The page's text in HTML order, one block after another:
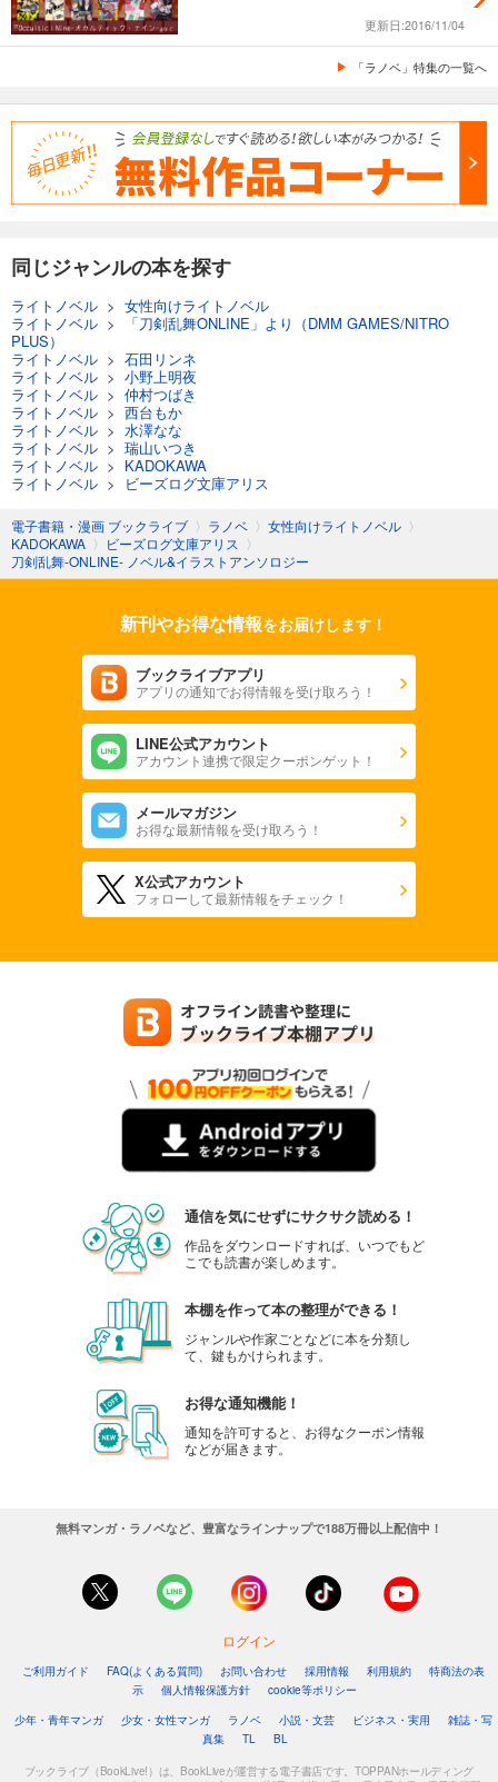
更新日:2016/11/04
「ラノベ」特集の一覧へ
同じジャンルの本を探す
ライトノベル > 女性向けライトノベル
ライトノベル >
「刀剣乱舞ONLINE」より（DMM GAMES/NITRO
PLUS）
ライトノベル > 石田リンネ
ライトノベル > 小野上明夜
ライトノベル > 仲村つばき
ライトノベル > 西台もか
ライトノベル > 水澤なな
ライトノベル > 瑞山いつき
ライトノベル > KADOKAWA
ライトノベル > ビーズログ文庫アリス
電子書籍・漫画 ブックライブ 〉 ラノベ 〉 女性向けライトノベル 〉
KADOKAWA 〉 ビーズログ文庫アリス 〉
刀剣乱舞-ONLINE- ノベル&イラストアンソロジー
新刊やお得な情報をお届けします！
ブックライブアプリ
アプリの通知でお得情報を受け取ろう！
LINE公式アカウント
アカウント連携で限定クーポンゲット！
メールマガジン
お得な最新情報を受け取ろう！
X公式アカウント
フォローして最新情報をチェック！
通信を気にせずにサクサク読める！
作品をダウンロードすれば、いつでもど
こでも読書が楽しめます。
本棚を作って本の整理ができる！
ジャンルや作家ごとなどに本を分類し
て、鍵もかけられます。
お得な通知機能！
通知を許可すると、お得なクーポン情報
などが届きます。
無料マンガ・ラノベなど、豊富なラインナップで188万冊以上配信中！
ログイン
ご利用ガイド FAQ(よくある質問) お問い合わせ 採用情報 利用規約
特商法の表
示
個人情報保護方針
cookie等ポリシー
少年・青年マンガ
少女・女性マンガ ラノベ 小説・文芸 ビジネス・実用
雑誌・写
真集
TL BL
ブックライブ（BookLive!）は、BookLiveが運営する電子書店です。TOPPANホールディング